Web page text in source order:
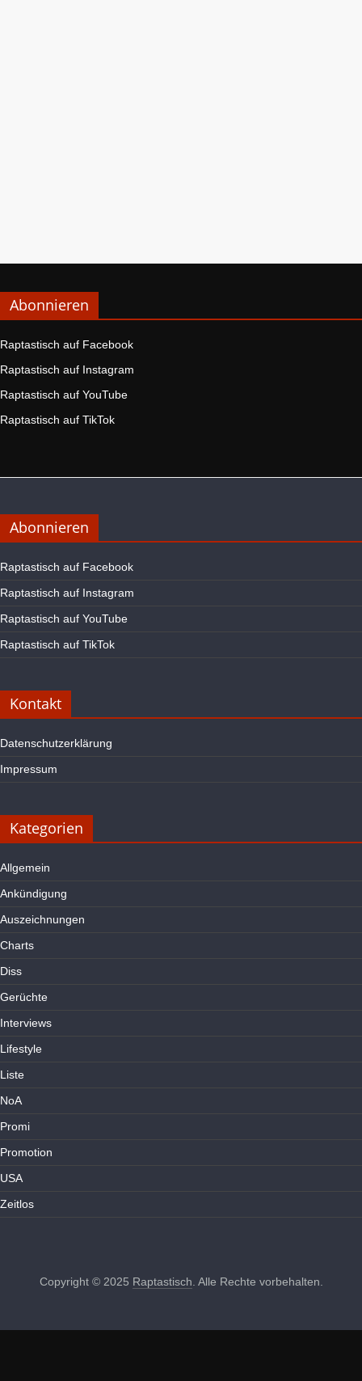
Abonnieren
Raptastisch auf Facebook
Raptastisch auf Instagram
Raptastisch auf YouTube
Raptastisch auf TikTok
Abonnieren
Raptastisch auf Facebook
Raptastisch auf Instagram
Raptastisch auf YouTube
Raptastisch auf TikTok
Kontakt
Datenschutzerklärung
Impressum
Kategorien
Allgemein
Ankündigung
Auszeichnungen
Charts
Diss
Gerüchte
Interviews
Lifestyle
Liste
NoA
Promi
Promotion
USA
Zeitlos
Copyright © 2025 Raptastisch . Alle Rechte vorbehalten.